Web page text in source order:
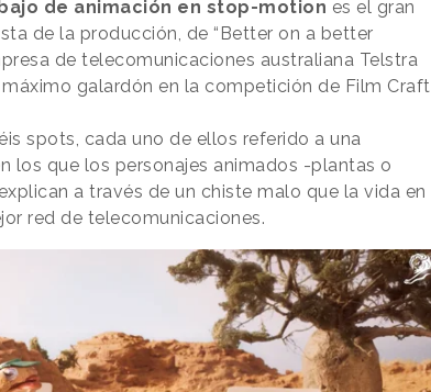
de animación en stop-motion es el gran
de la producción, de “Better on a better
de telecomunicaciones australiana Telstra
galardón en la competición de Film Craft
spots, cada uno de ellos referido a una
los que los personajes animados -plantas o
a través de un chiste malo que la vida en
red de telecomunicaciones.